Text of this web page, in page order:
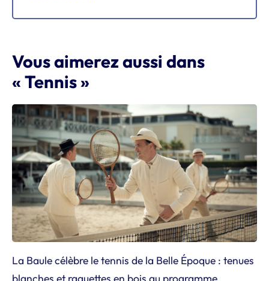
Vous aimerez aussi dans
« Tennis »
La Baule célèbre le tennis de la Belle Époque : tenues
blanches et raquettes en bois au programme